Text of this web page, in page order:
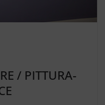
/ PITTURA-